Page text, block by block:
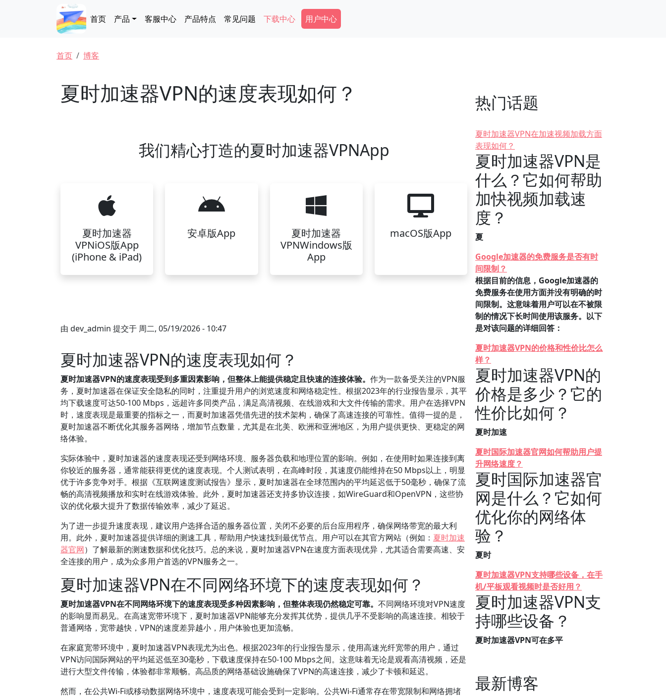
Main navigation
首页 产品 客服中心 产品特点 常见问题 下载中心 Secondary Menu
用户中心
面包屑
首页 博客
夏时加速器VPN的速度表现如何？
我们精心打造的夏时加速器VPNApp
夏时加速器
VPNiOS版App
(iPhone & iPad)
安卓版App
夏时加速器
VPNWindows版
App
macOS版App
由 dev_admin 提交于 周二, 05/19/2026 - 10:47
夏时加速器VPN的速度表现如何？
夏时加速器VPN的速度表现受到多重因素影响，但整体上能提供稳定且快速的连接体验。 作为一款备受关注的VPN服
务，夏时加速器在保证安全隐私的同时，注重提升用户的浏览速度和网络稳定性。根据2023年的行业报告显示，其平
均下载速度可达50-100 Mbps，远超许多同类产品，满足高清视频、在线游戏和大文件传输的需求。用户在选择VPN
时，速度表现是最重要的指标之一，而夏时加速器凭借先进的技术架构，确保了高速连接的可靠性。值得一提的是，
夏时加速器不断优化其服务器网络，增加节点数量，尤其是在北美、欧洲和亚洲地区，为用户提供更快、更稳定的网
络体验。
实际体验中，夏时加速器的速度表现还受到网络环境、服务器负载和地理位置的影响。例如，在使用时如果连接到离
你较近的服务器，通常能获得更优的速度表现。个人测试表明，在高峰时段，其速度仍能维持在50 Mbps以上，明显
优于许多竞争对手。根据《互联网速度测试报告》显示，夏时加速器在全球范围内的平均延迟低于50毫秒，确保了流
畅的高清视频播放和实时在线游戏体验。此外，夏时加速器还支持多协议连接，如WireGuard和OpenVPN，这些协
议的优化极大提升了数据传输效率，减少了延迟。
为了进一步提升速度表现，建议用户选择合适的服务器位置，关闭不必要的后台应用程序，确保网络带宽的最大利
用。此外，夏时加速器提供详细的测速工具，帮助用户快速找到最优节点。用户可以在其官方网站（例如： 夏时加速
器官网）了解最新的测速数据和优化技巧。总的来说，夏时加速器VPN在速度方面表现优异，尤其适合需要高速、安
全连接的用户，成为众多用户首选的VPN服务之一。
夏时加速器VPN在不同网络环境下的速度表现如何？
夏时加速器VPN在不同网络环境下的速度表现受多种因素影响，但整体表现仍然稳定可靠。 不同网络环境对VPN速度
的影响显而易见。在高速宽带环境下，夏时加速器VPN能够充分发挥其优势，提供几乎不受影响的高速连接。相较于
普通网络，宽带越快，VPN的速度差异越小，用户体验也更加流畅。
在家庭宽带环境中，夏时加速器VPN表现尤为出色。根据2023年的行业报告显示，使用高速光纤宽带的用户，通过
VPN访问国际网站的平均延迟低至30毫秒，下载速度保持在50-100 Mbps之间。这意味着无论是观看高清视频，还是
进行大型文件传输，体验都非常顺畅。高品质的网络基础设施确保了VPN的高速连接，减少了卡顿和延迟。
然而，在公共Wi-Fi或移动数据网络环境中，速度表现可能会受到一定影响。公共Wi-Fi通常存在带宽限制和网络拥堵
热门话题
夏时加速器VPN在加速视频加载方面
表现如何？
夏时加速器VPN是
什么？它如何帮助
加快视频加载速
度？
夏
Google加速器的免费服务是否有时
间限制？
根据目前的信息，Google加速器的
免费服务在使用方面并没有明确的时
间限制。这意味着用户可以在不被限
制的情况下长时间使用该服务。以下
是对该问题的详细回答：
夏时加速器VPN的价格和性价比怎么
样？
夏时加速器VPN的
价格是多少？它的
性价比如何？
夏时加速
夏时国际加速器官网如何帮助用户提
升网络速度？
夏时国际加速器官
网是什么？它如何
优化你的网络体
验？
夏时
夏时加速器VPN支持哪些设备，在手
机/平板观看视频时是否好用？
夏时加速器VPN支
持哪些设备？
夏时加速器VPN可在多平
最新博客